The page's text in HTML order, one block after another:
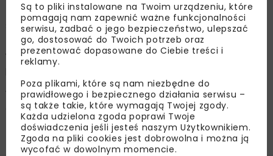
formuły partnerstwa publiczno-prywatnego – oceniał
Stanisław Mazur, dodając, że nadal byłaby to inwestycja
z dominującym udziałem środków publicznych
w układzie: budżet państwa, środki UE, środki inwestora
prywatnego i środki Gminy Miejskiej Kraków.
W zależności od postępów prac, miasto możliwie szybko
chce przystąpić do dialogu konkurencyjnego
z potencjalnymi partnerami prywatnymi.
Są to pliki instalowane na Twoim urządzeniu, które
pomagają nam zapewnić ważne funkcjonalności
serwisu, zadbać o jego bezpieczeństwo, ulepszać
go, dostosować do Twoich potrzeb oraz
prezentować dopasowane do Ciebie treści i
reklamy.
Poza plikami, które są nam niezbędne do
prawidłowego i bezpiecznego działania serwisu –
są także takie, które wymagają Twojej zgody.
Każda udzielona zgoda poprawi Twoje
doświadczenia jeśli jesteś naszym Użytkownikiem.
Zgoda na pliki cookies jest dobrowolna i można ją
wycofać w dowolnym momencie.